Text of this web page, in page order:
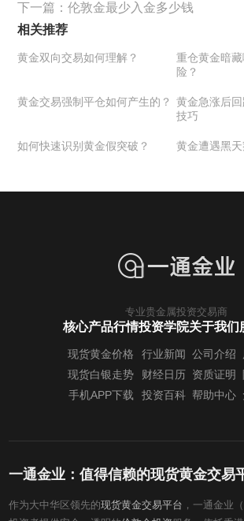
下一篇：伦敦金最少入金多少钱
相关推荐
黄金双向交易如何理解？
重仓黄金暗
险？
黄金交易强制平仓如何产生的？
黄金急涨后
技巧
如何快速识别黄金假突破？ 黄金遭遇黑
专业贵金属投资交易商
核心产品行情
现货黄金价格
现货白银走势
手机APP下载
投资学院
行业新闻
财经日历
投资百科
关于我们
公司介绍
资质证明
帮助中心
一通金业：值得信赖的现货黄金交易
作为大中华区领先的现货黄金交易平台 ，一通金业